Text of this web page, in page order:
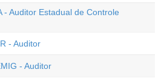
- Auditor Estadual de Controle
- Auditor
- Auditor